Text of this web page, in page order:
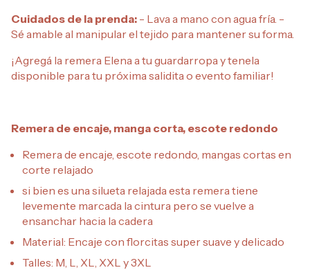
Cuidados de la prenda: - Lava a mano con agua fría. -
Sé amable al manipular el tejido para mantener su forma.
¡Agregá la remera Elena a tu guardarropa y tenela
disponible para tu próxima salidita o evento familiar!
Remera de encaje, manga corta, escote redondo
Remera de encaje, escote redondo, mangas cortas en
corte relajado
si bien es una silueta relajada esta remera tiene
levemente marcada la cintura pero se vuelve a
ensanchar hacia la cadera
Material: Encaje con florcitas super suave y delicado
Talles: M, L, XL, XXL y 3XL